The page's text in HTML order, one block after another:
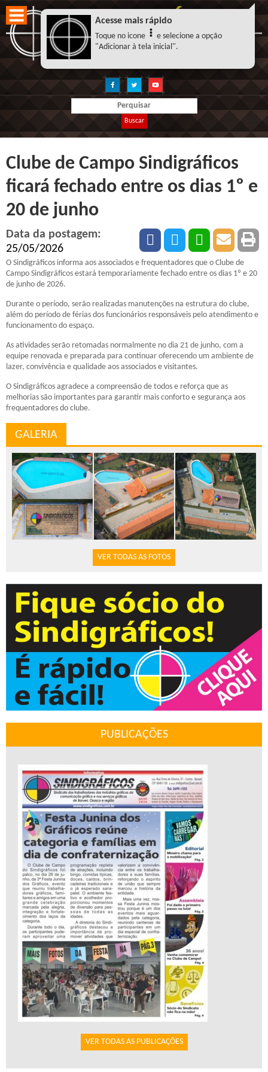
Buscar
Clube de Campo Sindigráficos
ficará fechado entre os dias 1º e
20 de junho
Data da postagem:
25/05/2026
O Sindigráficos informa aos associados e frequentadores que o Clube de
Campo Sindigráficos estará temporariamente fechado entre os dias 1º e 20
de junho de 2026.
Durante o período, serão realizadas manutenções na estrutura do clube,
além do período de férias dos funcionários responsáveis pelo atendimento e
funcionamento do espaço.
As atividades serão retomadas normalmente no dia 21 de junho, com a
equipe renovada e preparada para continuar oferecendo um ambiente de
lazer, convivência e qualidade aos associados e visitantes.
O Sindigráficos agradece a compreensão de todos e reforça que as
melhorias são importantes para garantir mais conforto e segurança aos
frequentadores do clube.
GALERIA
VER TODAS AS FOTOS
PUBLICAÇÕES
VER TODAS AS PUBLICAÇÕES
Acesse mais rápido
Toque no icone
e selecione a opção
"Adicionar à tela inicial".